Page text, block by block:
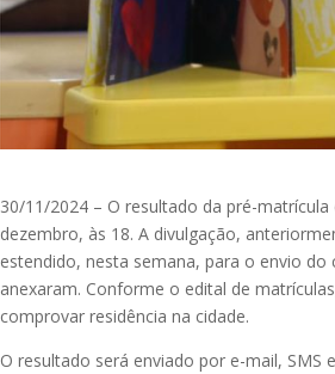
30/11/2024 – O resultado da pré-
dezembro, às 18. A divulgação,
estendido, nesta semana, para o envio
anexaram. Conforme o edital de
comprovar residência na cidade.
O resultado será enviado por e-mail,